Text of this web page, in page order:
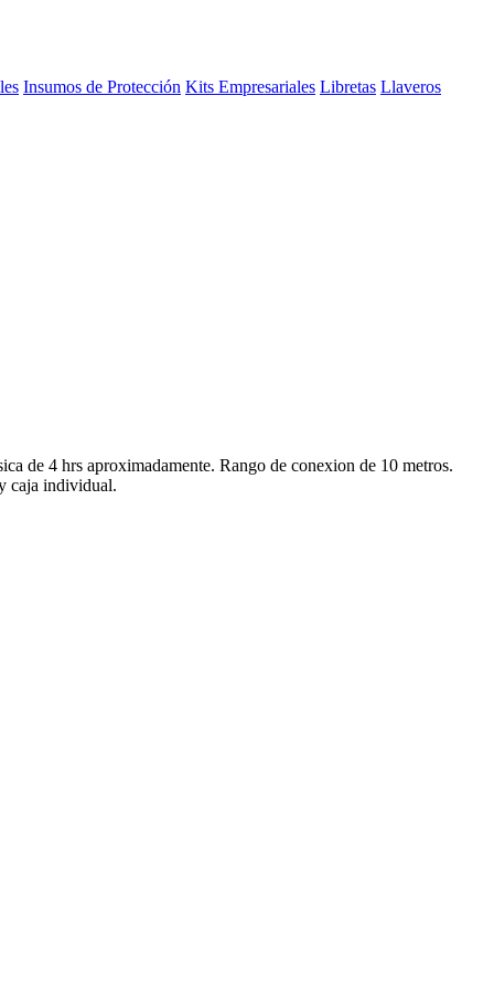
Insumos de Protección Kits Empresariales Libretas Llaveros
de 4 hrs aproximadamente. Rango de conexion de 10 metros.
caja individual.